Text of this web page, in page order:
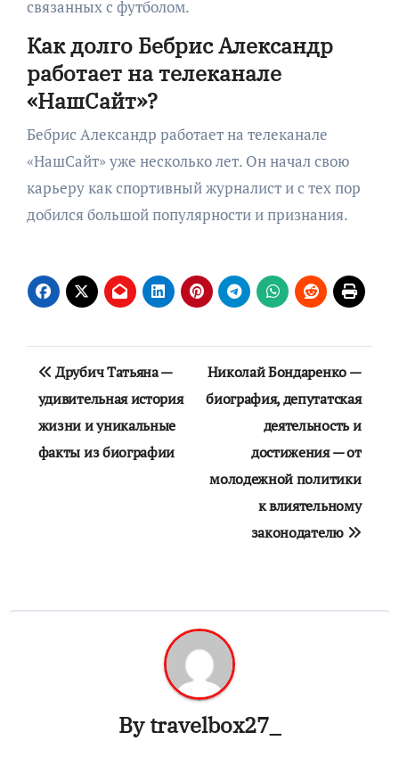
связанных с футболом.
Как долго Бебрис Александр
работает на телеканале
«НашСайт»?
Бебрис Александр работает на телеканале
«НашСайт» уже несколько лет. Он начал свою
карьеру как спортивный журналист и с тех пор
добился большой популярности и признания.
Навигация
по
записям
Друбич Татьяна —
удивительная история
жизни и уникальные
факты из биографии
Николай Бондаренко —
биография, депутатская
деятельность и
достижения — от
молодежной политики
к влиятельному
законодателю
Bytravelbox27_